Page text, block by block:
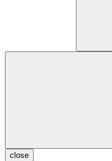
close